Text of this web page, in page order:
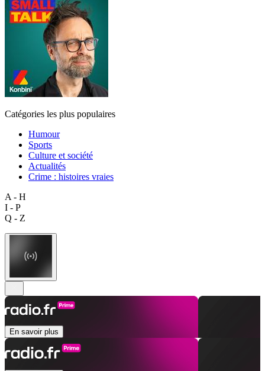
Catégories les plus populaires
Humour
Sports
Culture et société
Actualités
Crime : histoires vraies
A - H
I - P
Q - Z
En savoir plus